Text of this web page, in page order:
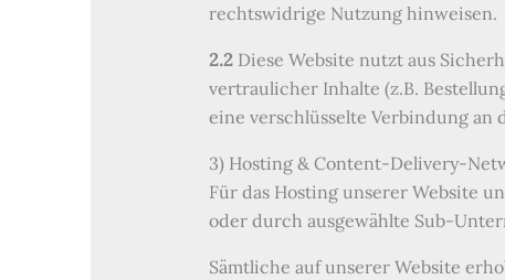
rechtswidrige Nutzung hinweisen.
2.2Diese Website nutzt aus
vertraulicher Inhalte (z.B.
eine verschlüsselte Verbindung
3) Hosting & Content-Delivery-
Für das Hosting unserer Website
oder durch ausgewählte Sub-
Sämtliche auf unserer Website